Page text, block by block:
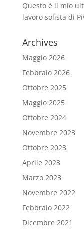
Questo è il mio
lavoro solista di
Archives
Maggio 2026
Febbraio 2026
Ottobre 2025
Maggio 2025
Ottobre 2024
Novembre 2023
Ottobre 2023
Aprile 2023
Marzo 2023
Novembre 2022
Febbraio 2022
Dicembre 2021